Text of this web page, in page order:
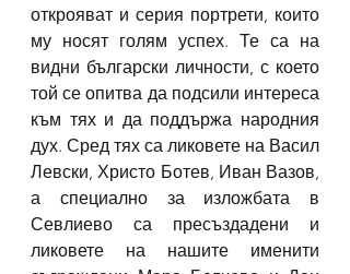
открояват и серия портрети, които
му носят голям успех. Те са на
видни български личности, с което
той се опитва да подсили интереса
към тях и да поддържа народния
дух. Сред тях са ликовете на Васил
Левски, Христо Ботев, Иван Вазов,
а специално за изложбата в
Севлиево са пресъздадени и
ликовете на нашите именити